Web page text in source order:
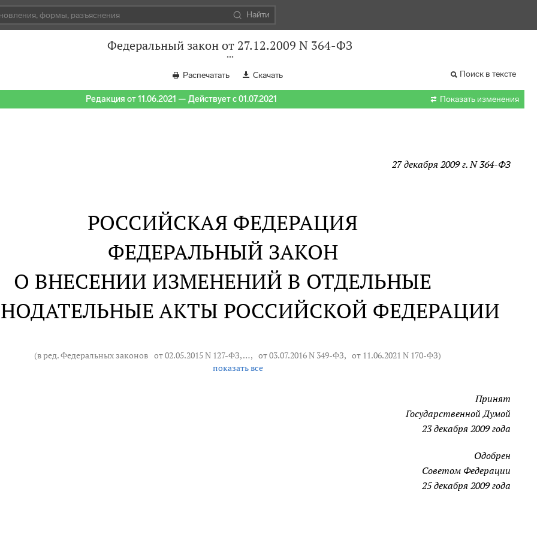
Найти
Федеральный закон от 27.12.2009 N 364-ФЗ
Распечатать Скачать Поиск в тексте
Редакция от 11.06.2021 — Действует с 01.07.2021  Показать изменения
27 декабря 2009 г. N 364-ФЗ
РОССИЙСКАЯ ФЕДЕРАЦИЯ
ФЕДЕРАЛЬНЫЙ ЗАКОН
О ВНЕСЕНИИ ИЗМЕНЕНИЙ В ОТДЕЛЬНЫЕ
АКТЫ РОССИЙСКОЙ ФЕДЕРАЦИИ
(в ред. Федеральных законов от 02.05.2015 N 127-ФЗ, … , от 03.07.2016 N 349-ФЗ, от 11.06.2021 N 170-ФЗ)
показать все
Принят
Государственной Думой
23 декабря 2009 года
Одобрен
Советом Федерации
25 декабря 2009 года